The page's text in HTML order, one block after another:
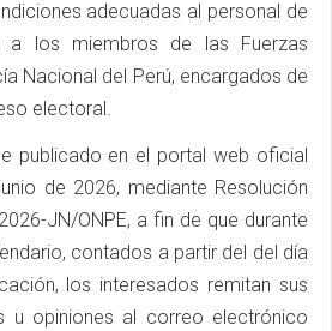
adecuadas al personal de
a los miembros de las Fuerzas
Nacional del Perú, encargados de
electoral.
publicado en el portal web oficial
de 2026, mediante Resolución
JN/ONPE, a fin de que durante
contados a partir del del día
los interesados remitan sus
u opiniones al correo electrónico